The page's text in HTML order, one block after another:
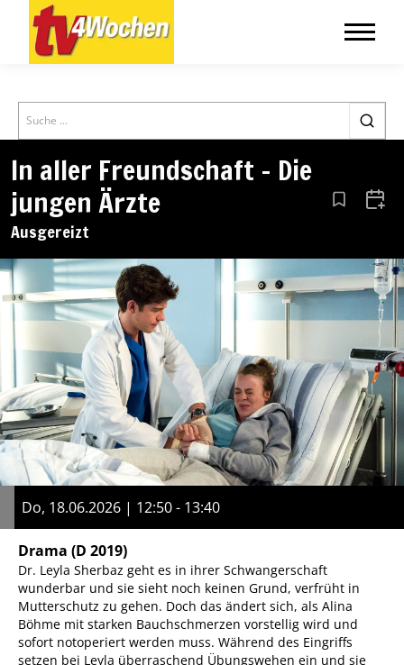
Search
In aller Freundschaft – Die
jungen Ärzte
Ausgereizt
Aus den
Do, 18.06.2026 | 12:50 - 13:40
Drama (D 2019)
Dr. Leyla Sherbaz geht es in ihrer Schwangerschaft
wunderbar und sie sieht noch keinen Grund, verfrüht in
Mutterschutz zu gehen. Doch das ändert sich, als Alina
Böhme mit starken Bauchschmerzen vorstellig wird und
sofort notoperiert werden muss. Während des Eingriffs
setzen bei Leyla überraschend Übungswehen ein und sie